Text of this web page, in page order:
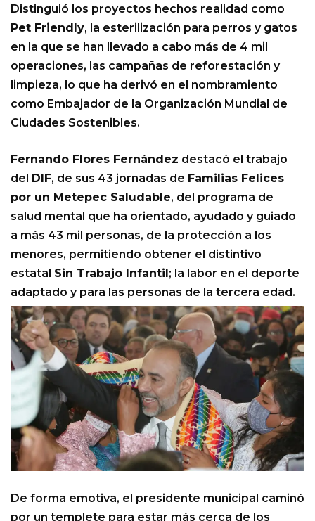
Distinguió los proyectos hechos realidad como
Pet Friendly, la esterilización para perros y gatos
en la que se han llevado a cabo más de 4 mil
operaciones, las campañas de reforestación y
limpieza, lo que ha derivó en el nombramiento
como Embajador de la Organización Mundial de
Ciudades Sostenibles.
Fernando Flores Fernández destacó el trabajo
del DIF, de sus 43 jornadas de Familias Felices
por un Metepec Saludable, del programa de
salud mental que ha orientado, ayudado y guiado
a más 43 mil personas, de la protección a los
menores, permitiendo obtener el distintivo
estatal Sin Trabajo Infantil; la labor en el deporte
adaptado y para las personas de la tercera edad.
De forma emotiva, el presidente municipal caminó
por un templete para estar más cerca de los